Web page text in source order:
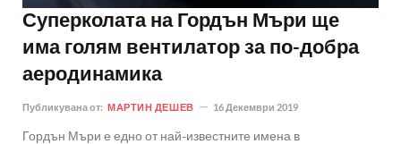
Суперколата на Гордън Мъри ще
има голям вентилатор за по-добра
аеродинамика
Публикувана от: МАРТИН ДЕШЕВ 16 Декември 2019
Гордън Мъри е едно от най-известните имена в